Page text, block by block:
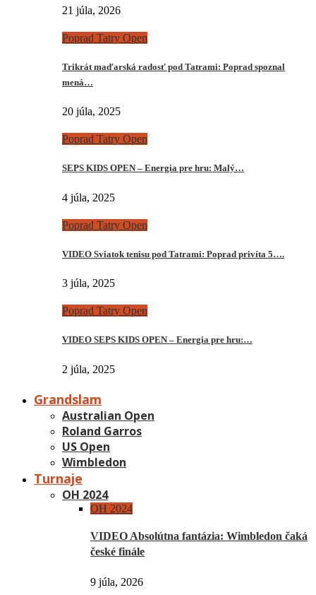
21 júla, 2026
Poprad Tatry Open
Trikrát maďarská radosť pod Tatrami: Poprad spoznal
mená…
20 júla, 2025
Poprad Tatry Open
SEPS KIDS OPEN – Energia pre hru: Malý…
4 júla, 2025
Poprad Tatry Open
VIDEO Sviatok tenisu pod Tatrami: Poprad privíta 5….
3 júla, 2025
Poprad Tatry Open
VIDEO SEPS KIDS OPEN – Energia pre hru:…
2 júla, 2025
Grandslam
Australian Open
Roland Garros
US Open
Wimbledon
Turnaje
OH 2024
OH 2024
VIDEO Absolútna fantázia: Wimbledon čaká
české finále
9 júla, 2026